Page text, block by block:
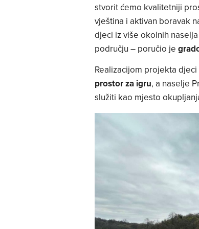
stvorit ćemo kvalitetniji
vještina i aktivan boravak
djeci iz više okolnih
području – poručio je
Realizacijom projekta
prostor za igru, a naselje
služiti kao mjesto